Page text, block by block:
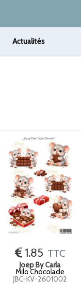
Actualités
1.85 TTC
Joep By Carla
Milo Chocolade
JBC-KV-2601002